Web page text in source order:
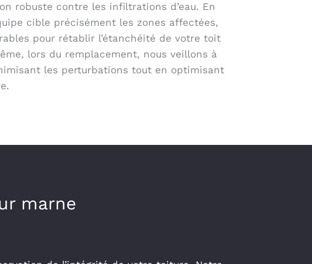
robuste contre les infiltrations d’eau. En
cible précisément les zones affectées,
pour rétablir l’étanchéité de votre toit
lors du remplacement, nous veillons à
les perturbations tout en optimisant
marne